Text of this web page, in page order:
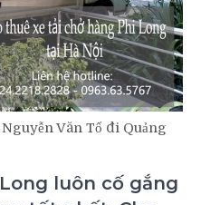
Văn Tố đi Quảng
luôn cố gắng